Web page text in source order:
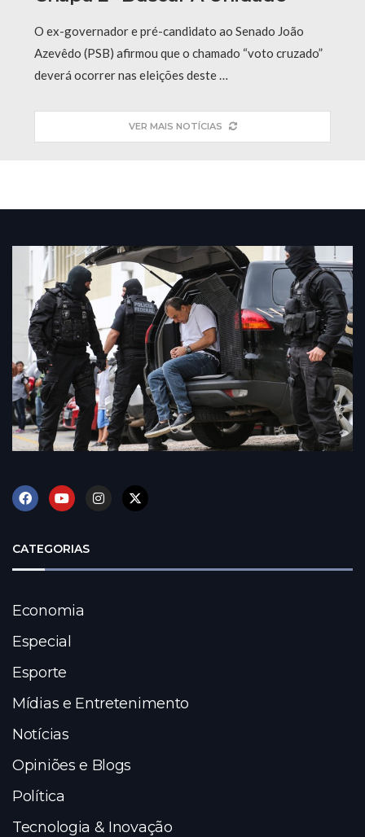
O ex-governador e pré-candidato ao Senado João
Azevêdo (PSB) afirmou que o chamado “voto cruzado”
deverá ocorrer nas eleições deste …
VER MAIS NOTÍCIAS
CATEGORIAS
Economia
Especial
Esporte
Mídias e Entretenimento
Notícias
Opiniões e Blogs
Política
Tecnologia & Inovação